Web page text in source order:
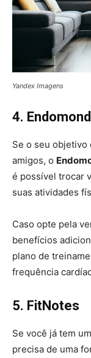
Yandex Imagens
4.
Se o seu objetivo
amigos, o
é possível trocar
suas atividades
Caso opte pela
benefícios
plano de
frequência
5. FitNotes
Se você já tem
precisa de uma